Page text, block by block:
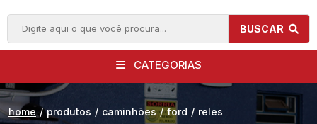
BUSCAR
CATEGORIAS
home / produtos / caminhões / ford / reles